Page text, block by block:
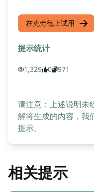
在克劳德上试用
提示统计
1,329 0 971
请注意：上述说明未
解将生成的内容，我
提示。
相关提示